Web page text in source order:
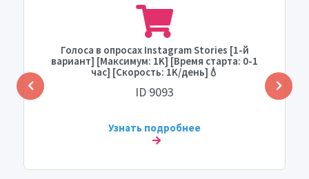
Голоса в опросах Instagram Stories [1-й
вариант] [Максимум: 1K] [Время старта: 0-1
час] [Скорость: 1K/день]💧
ID 9093
Узнать подробнее